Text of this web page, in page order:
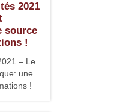
2021
source
!
– Le
une
!